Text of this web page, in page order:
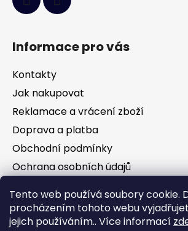
Tento web používá soubory cookie.
procházením tohoto webu
jejich používáním.. Více informací
Informace pro vás
Kontakty
Jak nakupovat
Reklamace a vrácení zboží
Doprava a platba
Obchodní podmínky
Ochrana osobních údajů
Facebook